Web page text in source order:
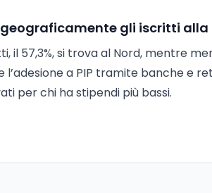
gli iscritti
il 57,3%, si trova al Nord, mentre
l’adesione a PIP tramite banche e
per chi ha stipendi più bassi.